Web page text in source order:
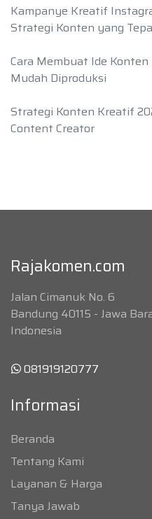
Kampanye Kreatif
Strategi Konten yang
Cara Membuat Ide
Mudah Diproduksi
Strategi Konten Kreatif
Content Creator
Rajakomen.com
Jalan Cimanuk No. 6
Bandung 40115 - Jawa
Indonesia
081919120777
Informasi
Beranda
Tentang Kami
Layanan & Harga
Tanya Jawab